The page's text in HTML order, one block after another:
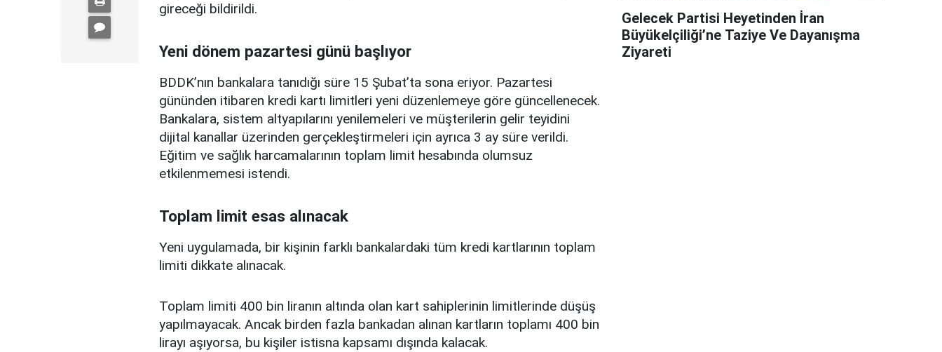
gireceği bildirildi.
Yeni dönem pazartesi günü başlıyor
BDDK’nın bankalara tanıdığı süre 15 Şubat’ta sona eriyor. Pazartesi
gününden itibaren kredi kartı limitleri yeni düzenlemeye göre güncellenecek.
Bankalara, sistem altyapılarını yenilemeleri ve müşterilerin gelir teyidini
dijital kanallar üzerinden gerçekleştirmeleri için ayrıca 3 ay süre verildi.
Eğitim ve sağlık harcamalarının toplam limit hesabında olumsuz
etkilenmemesi istendi.
Toplam limit esas alınacak
Yeni uygulamada, bir kişinin farklı bankalardaki tüm kredi kartlarının toplam
limiti dikkate alınacak.
Toplam limiti 400 bin liranın altında olan kart sahiplerinin limitlerinde düşüş
yapılmayacak. Ancak birden fazla bankadan alınan kartların toplamı 400 bin
lirayı aşıyorsa, bu kişiler istisna kapsamı dışında kalacak.
Gelecek Partisi Heyetinden İran
Büyükelçiliği’ne Taziye Ve Dayanışma
Ziyareti